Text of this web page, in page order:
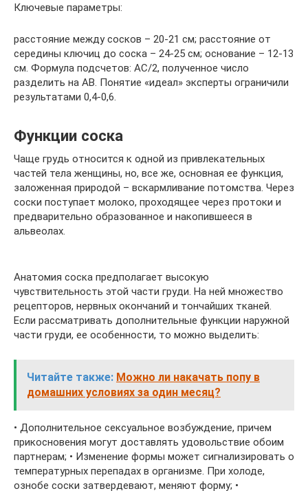
Ключевые параметры:
расстояние между сосков – 20-21 см; расстояние от
середины ключиц до соска – 24-25 см; основание – 12-13
см. Формула подсчетов: АС/2, полученное число
разделить на AB. Понятие «идеал» эксперты ограничили
результатами 0,4-0,6.
Функции соска
Чаще грудь относится к одной из привлекательных
частей тела женщины, но, все же, основная ее функция,
заложенная природой – вскармливание потомства. Через
соски поступает молоко, проходящее через протоки и
предварительно образованное и накопившееся в
альвеолах.
Анатомия соска предполагает высокую
чувствительность этой части груди. На ней множество
рецепторов, нервных окончаний и тончайших тканей.
Если рассматривать дополнительные функции наружной
части груди, ее особенности, то можно выделить:
Читайте также: Можно ли накачать попу в
домашних условиях за один месяц?
• Дополнительное сексуальное возбуждение, причем
прикосновения могут доставлять удовольствие обоим
партнерам; • Изменение формы может сигнализировать о
температурных перепадах в организме. При холоде,
ознобе соски затвердевают, меняют форму; •